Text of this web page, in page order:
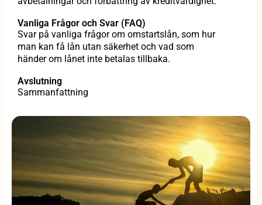
Vanliga Frågor och Svar (FAQ)
Svar på vanliga frågor om omstartslån, som hur
man kan få lån utan säkerhet och vad som
händer om lånet inte betalas tillbaka.
Avslutning
Sammanfattning